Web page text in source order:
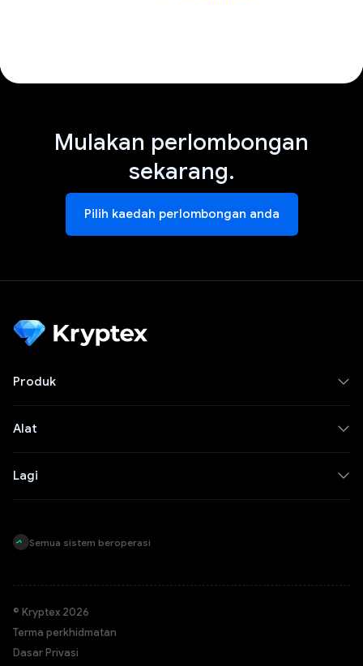
Mulakan perlombongan
sekarang.
Pilih kaedah perlombongan anda
Produk
Alat
Lagi
Semua sistem beroperasi
© Kryptex 2026
Terma perkhidmatan
Dasar Privasi